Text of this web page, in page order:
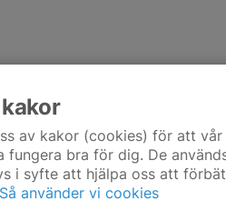
av kakor (cookies) för att vår
fungera bra för dig. De
i syfte att hjälpa oss att
Så använder vi cookies